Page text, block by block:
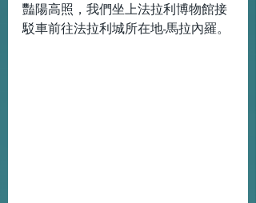
豔陽高照，我們坐上法拉利博物館接
駁車前往法拉利城所在地-馬拉內羅。